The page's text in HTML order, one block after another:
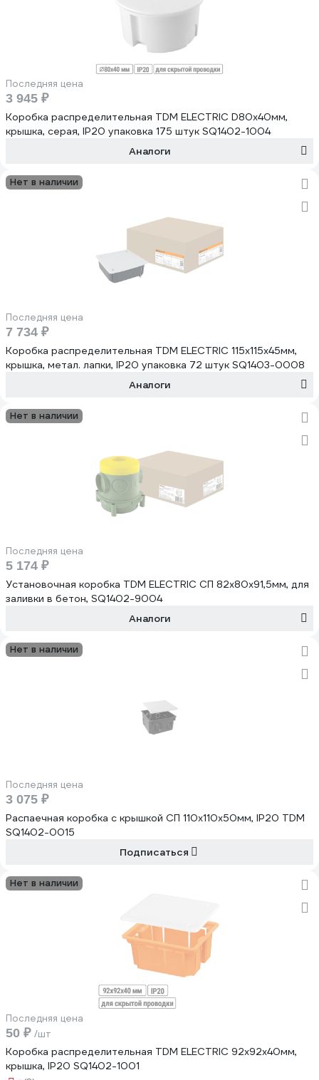
Последняя цена
3 945 ₽
Коробка распределительная TDM ELECTRIC D80х40мм,
крышка, серая, IP20 упаковка 175 штук SQ1402-1004
Аналоги
Нет в наличии
Последняя цена
7 734 ₽
Коробка распределительная TDM ELECTRIC 115х115х45мм,
крышка, метал. лапки, IP20 упаковка 72 штук SQ1403-0008
Аналоги
Нет в наличии
Последняя цена
5 174 ₽
Установочная коробка TDM ELECTRIC СП 82x80x91,5мм, для
заливки в бетон, SQ1402-9004
Аналоги
Нет в наличии
Последняя цена
3 075 ₽
Распаечная коробка с крышкой СП 110х110х50мм, IP20 TDM
SQ1402-0015
Подписаться
Нет в наличии
Последняя цена
50 ₽ /шт
Коробка распределительная TDM ELECTRIC 92х92х40мм,
крышка, IP20 SQ1402-1001